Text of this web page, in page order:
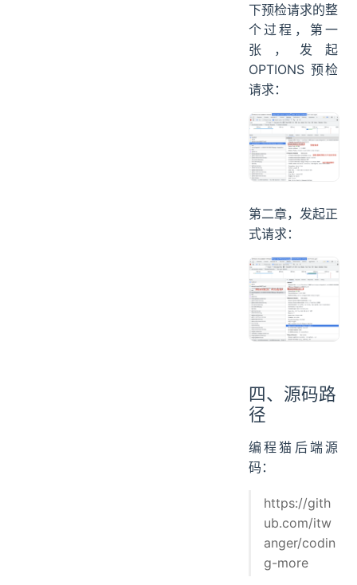
下预检请求的整
个过程，第一
张，发起
OPTIONS 预检
请求：
第二章，发起正
式请求：
四、源码路
径
编程猫后端源
码：
https://gith
ub.com/itw
anger/codin
g-more